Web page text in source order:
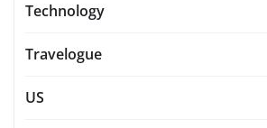
Technology
Travelogue
US